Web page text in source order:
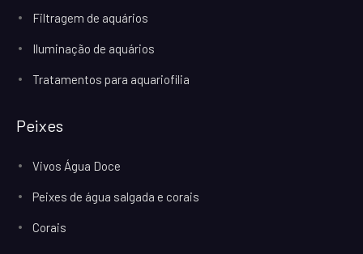
Filtragem de aquários
Iluminação de aquários
Tratamentos para aquariofilia
Peixes
Vivos Água Doce
Peixes de água salgada e corais
Corais